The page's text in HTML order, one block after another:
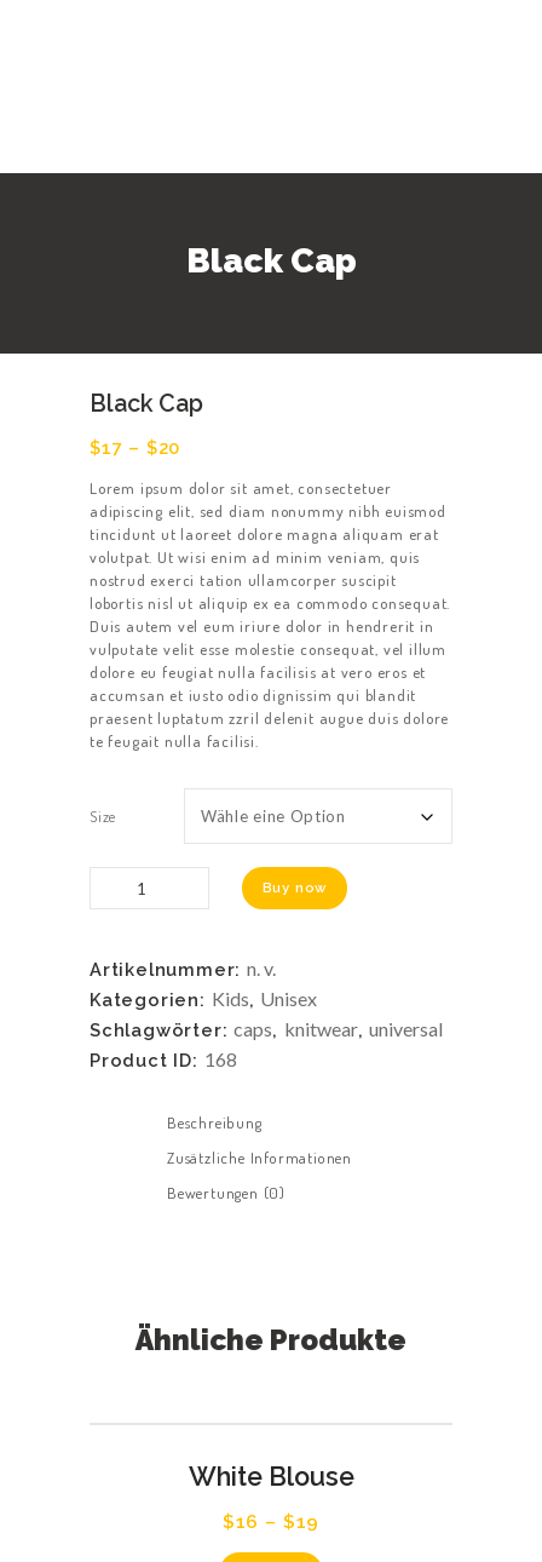
Black Cap
ÜBER UNS
KONTAKT
Black Cap
$17 – $20
Lorem ipsum dolor sit amet, consectetuer
adipiscing elit, sed diam nonummy nibh euismod
tincidunt ut laoreet dolore magna aliquam erat
volutpat. Ut wisi enim ad minim veniam, quis
nostrud exerci tation ullamcorper suscipit
lobortis nisl ut aliquip ex ea commodo consequat.
Duis autem vel eum iriure dolor in hendrerit in
vulputate velit esse molestie consequat, vel illum
dolore eu feugiat nulla facilisis at vero eros et
accumsan et iusto odio dignissim qui blandit
praesent luptatum zzril delenit augue duis dolore
te feugait nulla facilisi.
Size
Buy now
Artikelnummer: n. v.
Kategorien: Kids, Unisex
Schlagwörter:caps, knitwear,universal
Product ID: 168
Beschreibung
Zusätzliche Informationen
Bewertungen (0)
Ähnliche Produkte
White Blouse
$16 – $19